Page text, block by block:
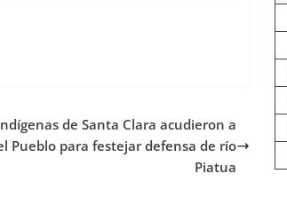
de Santa Clara acudieron a
Pueblo para festejar defensa de río
Piatua